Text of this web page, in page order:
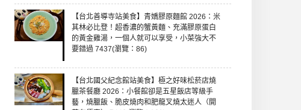
【台北善導寺站美食】青嬌膠原麵館 2026：米
其林必比登！超香濃的蟹黃麵、充滿膠原蛋白
的黃金雞湯，一個人就可以享受，小菜強大不
要錯過 7437(瀏覽：86)
【台北國父紀念館站美食】極之好味松菸店燒
臘茶餐廳 2026：小餐館卻是五星飯店等級手
藝，燒臘飯、脆皮燒肉和肥龍叉燒太迷人（開